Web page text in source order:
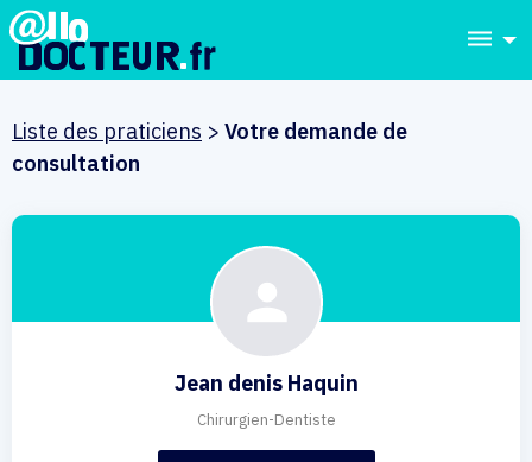
dehaze
Liste des praticiens > Votre demande de
consultation
Jean denis Haquin
Chirurgien-Dentiste